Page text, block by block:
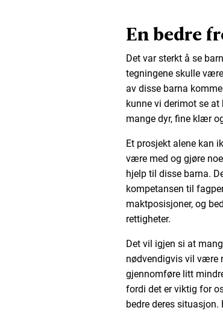
En bedre
Det var sterkt å se
tegningene skulle
av disse barna
kunne vi derimot se
mange dyr, fine klær
Et prosjekt alene kan
være med og gjøre
hjelp til disse barna.
kompetansen til
maktposisjoner, og
rettigheter.
Det vil igjen si at
nødvendigvis vil være
gjennomføre litt
fordi det er viktig for
bedre deres situasjon.